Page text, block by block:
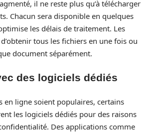
il ne reste plus qu’à télécharger
Chacun sera disponible en quelques
les délais de traitement. Les
tous les fichiers en une fois ou
document séparément.
des logiciels dédiés
en ligne soient populaires, certains
les logiciels dédiés pour des raisons
Des applications comme